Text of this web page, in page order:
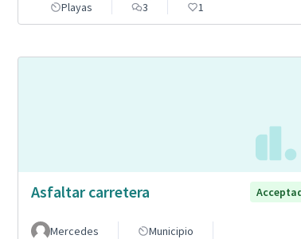
Playas
3 1
Asfaltar carretera
Mercedes
Municipio